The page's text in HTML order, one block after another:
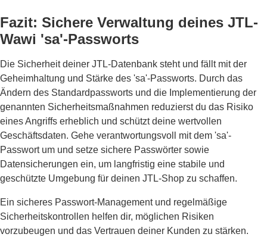
Fazit: Sichere Verwaltung deines JTL-
Wawi 'sa'-Passworts
Die Sicherheit deiner JTL-Datenbank steht und fällt mit der
Geheimhaltung und Stärke des 'sa'-Passworts. Durch das
Ändern des Standardpassworts und die Implementierung der
genannten Sicherheitsmaßnahmen reduzierst du das Risiko
eines Angriffs erheblich und schützt deine wertvollen
Geschäftsdaten. Gehe verantwortungsvoll mit dem 'sa'-
Passwort um und setze sichere Passwörter sowie
Datensicherungen ein, um langfristig eine stabile und
geschützte Umgebung für deinen JTL-Shop zu schaffen.
Ein sicheres Passwort-Management und regelmäßige
Sicherheitskontrollen helfen dir, möglichen Risiken
vorzubeugen und das Vertrauen deiner Kunden zu stärken.